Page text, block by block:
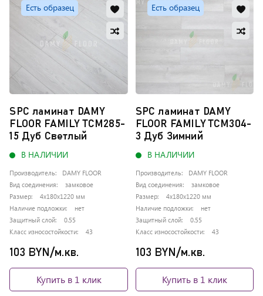
Есть образец
SPC ламинат DAMY
FLOOR FAMILY TCM285-
15 Дуб Светлый
Добавить
в
избранное
Обновляю
список...
Добавить
в
сравнение
В НАЛИЧИИ
Производитель:
DAMY FLOOR
Вид соединения:
замковое
Размер:
4x180x1220 мм
Наличие подложки:
нет
Защитный слой:
0.55
Класс износостойкости:
43
103 BYN/м.кв.
Купить в 1 клик
Есть образец
SPC ламинат DAMY
FLOOR FAMILY TCM304-
3 Дуб Зимний
в
В НАЛИЧИИ
Производитель:
DAMY FLOOR
Вид соединения:
замковое
Размер:
4x180x1220 мм
Наличие подложки:
нет
Защитный слой:
0.55
Класс износостойкости:
43
103 BYN/м.кв.
Купить в 1 клик